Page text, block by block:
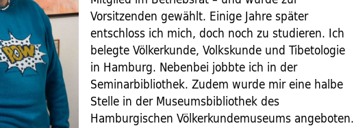
Vorsitzenden gewählt. Einige Jahre später
entschloss ich mich, doch noch zu studieren. Ich
belegte Völkerkunde, Volkskunde und Tibetologie
in Hamburg. Nebenbei jobbte ich in der
Seminarbibliothek. Zudem wurde mir eine halbe
Stelle in der Museumsbibliothek des
Hamburgischen Völkerkundemuseums angeboten.